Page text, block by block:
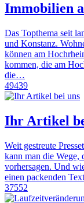
Immobilien
Das Topthema seit
und Konstanz.
können am
kommen, die am
die…
49439
Ihr Artikel
Weit gestreute
kann man die Wege,
vorhersagen. Und
einen packenden
37552